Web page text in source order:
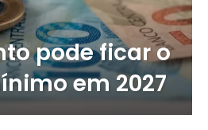
pode ficar o
em 2027